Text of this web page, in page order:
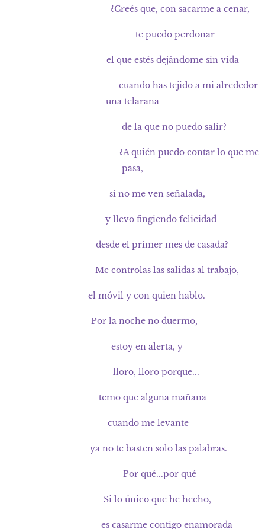
¿Creés que, con sacarme a cenar,
te puedo perdonar
el que estés dejándome sin vida
cuando has tejido a mi alrededor
una telaraña
de la que no puedo salir?
¿A quién puedo contar lo que me
pasa,
si no me ven señalada,
y llevo fingiendo felicidad
desde el primer mes de casada?
Me controlas las salidas al trabajo,
el móvil y con quien hablo.
Por la noche no duermo,
estoy en alerta, y
lloro, lloro porque...
temo que alguna mañana
cuando me levante
ya no te basten solo las palabras.
Por qué...por qué
Si lo único que he hecho,
es casarme contigo enamorada